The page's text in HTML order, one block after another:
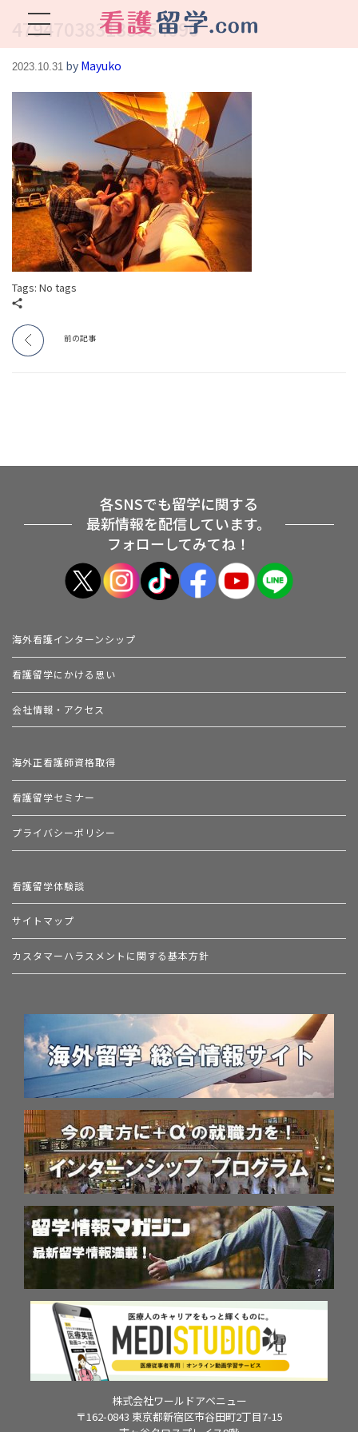
看護留学.com
479470383183954090
2023.10.31 by Mayuko
Tags: No tags
前の記事
各SNSでも留学に関する
最新情報を配信しています。
フォローしてみてね！
海外看護インターンシップ
看護留学にかける思い
会社情報・アクセス
海外正看護師資格取得
看護留学セミナー
プライバシーポリシー
看護留学体験談
サイトマップ
カスタマーハラスメントに関する基本方針
株式会社ワールドアベニュー
〒162-0843 東京都新宿区市谷田町2丁目7-15